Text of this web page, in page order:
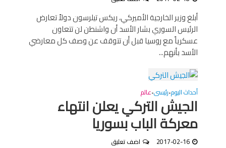
أبلغ وزير الخارجية الأميركي، ريكس تيلرسون دولاً تعارض
الرئيس السوري بشار الأسد أن واشنطن لن تتعاون
عسكرياً مع روسيا قبل أن تتوقف عن وصف كل معارضي
الأسد بأنهم...
أحداث اليوم•رئيسى•عالم
الجيش التركي يعلن انتهاء
معركة الباب بسوريا
2017-02-16 اضف تعليق